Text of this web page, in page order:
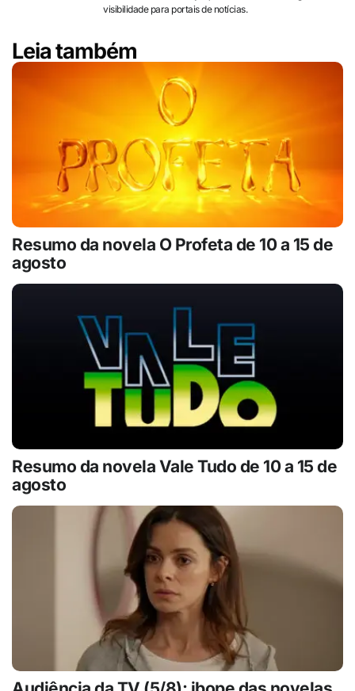
visibilidade para portais de notícias.
Leia também
Resumo da novela O Profeta de 10 a 15 de
agosto
Resumo da novela Vale Tudo de 10 a 15 de
agosto